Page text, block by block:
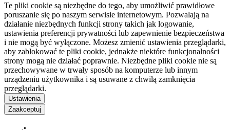
Te pliki cookie są niezbędne do tego, aby umożliwić prawidłowe
poruszanie się po naszym serwisie internetowym. Pozwalają na
działanie niezbędnych funkcji strony takich jak logowanie,
ustawienia preferencji prywatności lub zapewnienie bezpieczeństwa
i nie mogą być wyłączone. Możesz zmienić ustawienia przeglądarki,
aby zablokować te pliki cookie, jednakże niektóre funkcjonalności
strony mogą nie działać poprawnie. Niezbędne pliki cookie nie są
przechowywane w trwały sposób na komputerze lub innym
urządzeniu użytkownika i są usuwane z chwilą zamknięcia
przeglądarki.
Ustawienia
Zaakceptuj